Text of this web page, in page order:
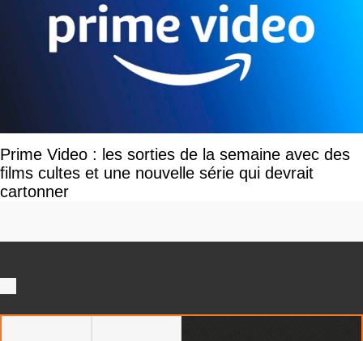
Prime Video : les sorties de la semaine avec des
films cultes et une nouvelle série qui devrait
cartonner